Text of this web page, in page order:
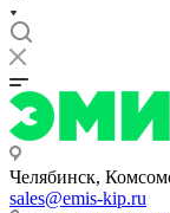
Челябинск,
sales@emis-kip.ru